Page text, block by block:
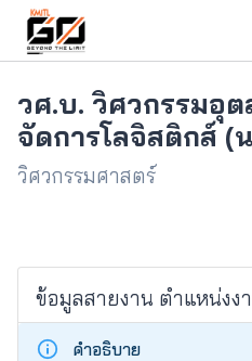
วศ.บ. วิศวกรรมอุต
จัดการโลจิสติกส์ (
วิศวกรรมศาสตร์
ข้อมูลสายงาน ตำแหน่งง
คำอธิบาย